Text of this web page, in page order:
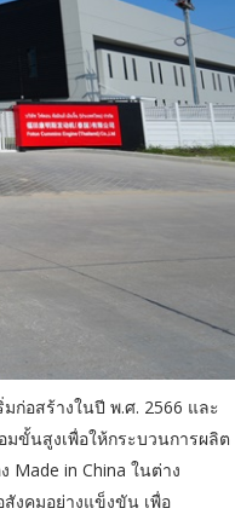
ก่อสร้างในปี พ.ศ. 2566 และ
ขั้นสูงเพื่อให้กระบวนการผลิต
in China ในต่าง
งคมอย่างแข็งขัน เพื่อ